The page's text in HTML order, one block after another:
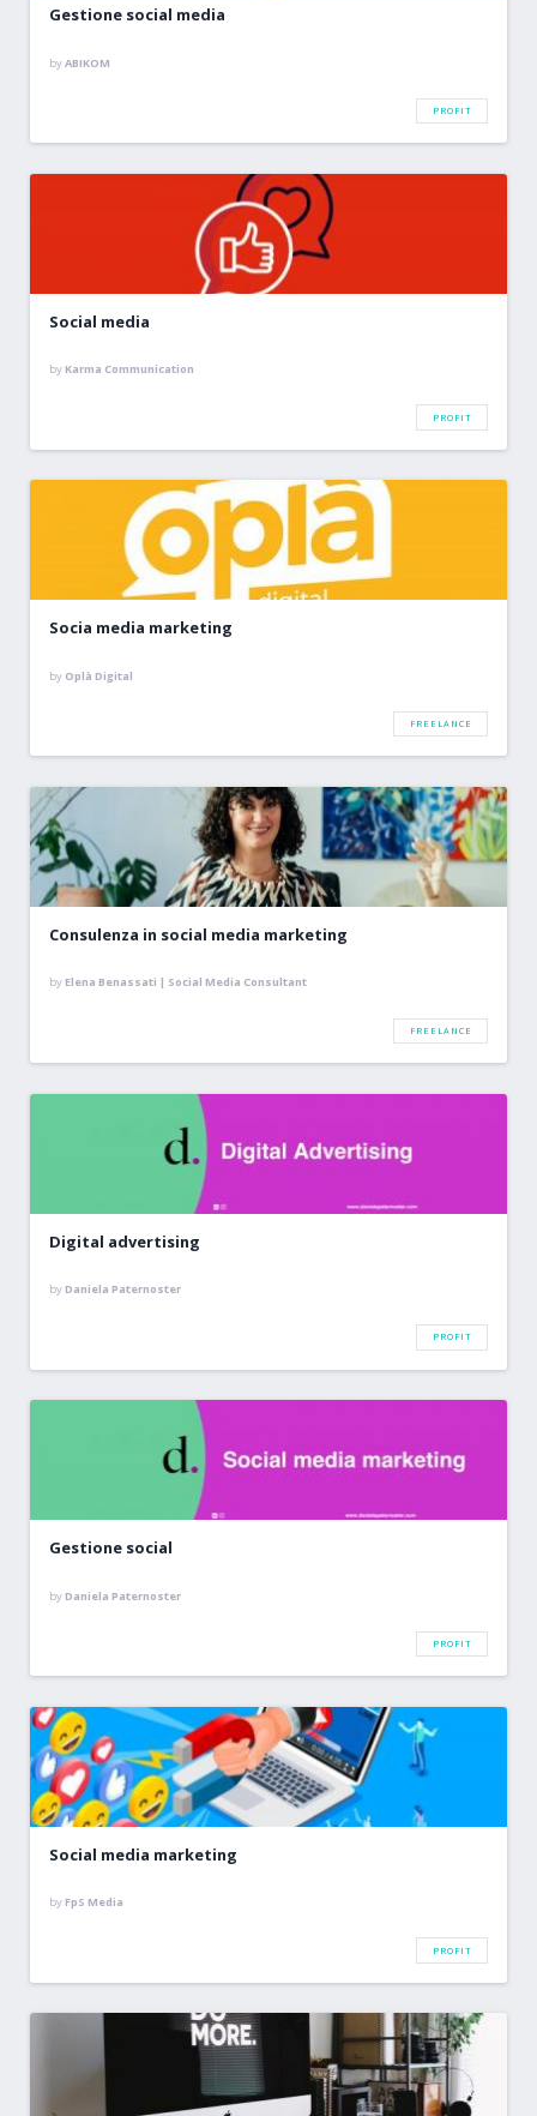
Gestione social media
byABIKOM
PROFIT
Social media
byKarma Communication
PROFIT
Socia media marketing
by Oplà Digital
FREELANCE
Consulenza in social media marketing
byElena Benassati | Social Media Consultant
FREELANCE
Digital advertising
byDaniela Paternoster
PROFIT
Gestione social
byDaniela Paternoster
PROFIT
Social media marketing
byFpS Media
PROFIT